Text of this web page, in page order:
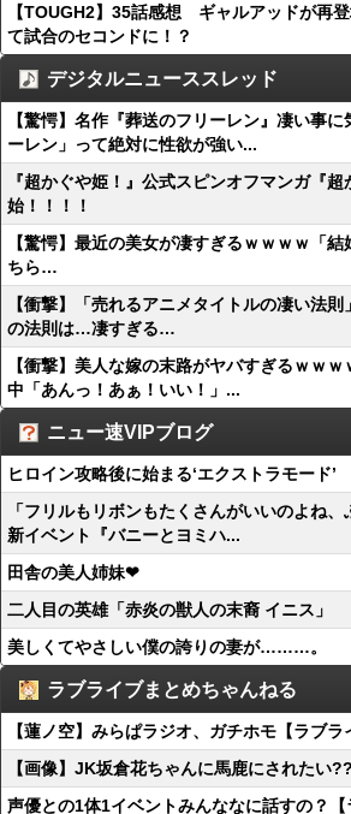
【TOUGH2】35話感想 ギャルアッドが再
て試合のセコンドに！？
デジタルニューススレッド
【驚愕】名作『葬送のフリーレン』凄い事
ーレン」って絶対に性欲が強い...
『超かぐや姫！』公式スピンオフマンガ『
始！！！！
【驚愕】最近の美女が凄すぎるｗｗｗｗ「
ちら…
【衝撃】「売れるアニメタイトルの凄い法
の法則は…凄すぎる…
【衝撃】美人な嫁の末路がヤバすぎるｗｗ
中「あんっ！あぁ！いい！」...
ニュー速VIPブログ
ヒロイン攻略後に始まる‘エクストラモード’
「フリルもリボンもたくさんがいいのよね、
新イベント『バニーとヨミハ...
田舎の美人姉妹❤
二人目の英雄「赤炎の獣人の末裔 イニス」
美しくてやさしい僕の誇りの妻が………。
ラブライブまとめちゃんねる
【蓮ノ空】みらぱラジオ、ガチホモ【ラブラ
【画像】JK坂倉花ちゃんに馬鹿にされたい
声優との1体1イベントみんななに話すの？【